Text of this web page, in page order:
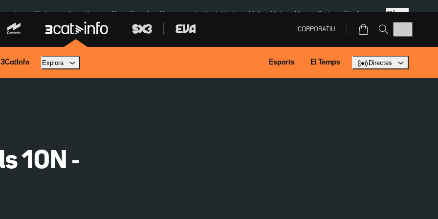
eclipsi De la Espriella Dos anys Illa Granollers Paraguai Institut Tailàndia Multa a Meta Menors Ceuta Àtic Ayuso Més
CORPORATIU
3CatInfo Explora Esports El Temps Directes
10N -